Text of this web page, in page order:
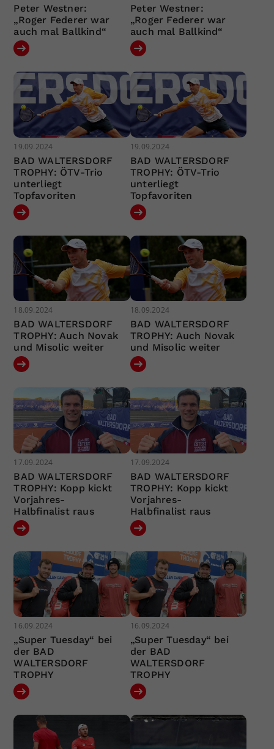
Peter Westner:
„Roger Federer war
auch mal Ballkind“
Peter Westner:
„Roger Federer war
auch mal Ballkind“
19.09.2024
BAD WALTERSDORF
TROPHY: ÖTV-Trio
unterliegt
Topfavoriten
19.09.2024
BAD WALTERSDORF
TROPHY: ÖTV-Trio
unterliegt
Topfavoriten
18.09.2024
BAD WALTERSDORF
TROPHY: Auch Novak
und Misolic weiter
18.09.2024
BAD WALTERSDORF
TROPHY: Auch Novak
und Misolic weiter
17.09.2024
BAD WALTERSDORF
TROPHY: Kopp kickt
Vorjahres-
Halbfinalist raus
17.09.2024
BAD WALTERSDORF
TROPHY: Kopp kickt
Vorjahres-
Halbfinalist raus
16.09.2024
„Super Tuesday“ bei
der BAD
WALTERSDORF
TROPHY
16.09.2024
„Super Tuesday“ bei
der BAD
WALTERSDORF
TROPHY